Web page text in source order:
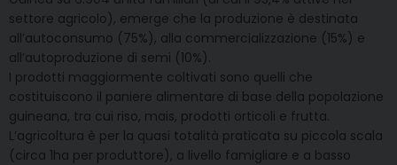
settore agricolo), emerge che la produzione è destinata
all’autoconsumo (75%), alla commercializzazione (15%) e
all’autoproduzione di semi (10%).
I prodotti maggiormente coltivati sono quelli che
costituiscono il paniere alimentare di base della popolazione
guineana, tra cui riso, mais, prodotti orticoli e frutta.
L’agricoltura è per la quasi totalità praticata su piccola scala
(circa 1ha per produttore), a livello famigliare e a basso